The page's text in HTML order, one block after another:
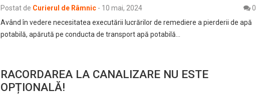
Postat de Curierul de Râmnic - 10 mai, 2024
0
Având în vedere necesitatea executării lucrărilor de remediere a pierderii de apă
potabilă, apărută pe conducta de transport apă potabilă…
RACORDAREA LA CANALIZARE NU ESTE
OPȚIONALĂ!